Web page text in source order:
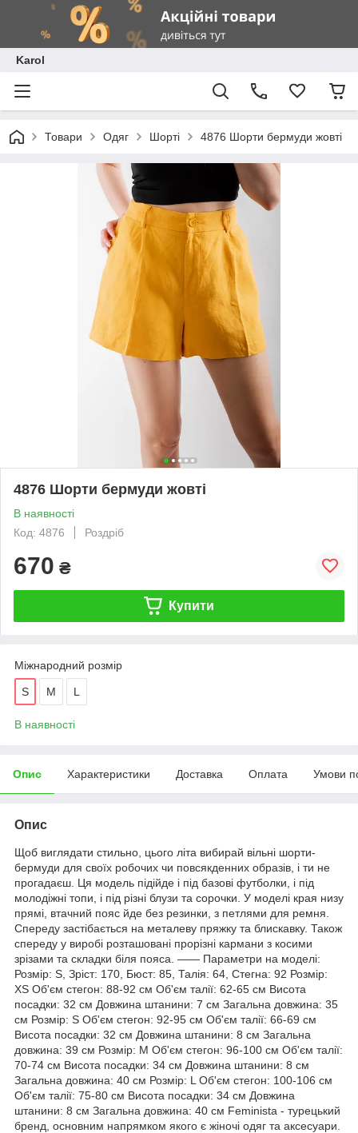
Karol
Товари Одяг Шорті 4876 Шорти бермуди жовті
4876 Шорти бермуди жовті
В наявності
Код: 4876
Роздріб
670 ₴
Купити
Міжнародний розмір
S M L
В наявності
Опис Характеристики Доставка Оплата Умови
Опис
Щоб виглядати стильно, цього літа вибирай вільні шорти-
бермуди для своїх робочих чи повсякденних образів, і ти не
прогадаєш. Ця модель підійде і під базові футболки, і під
молодіжні топи, і під різні блузи та сорочки. У моделі края низу
прямі, втачний пояс йде без резинки, з петлями для ремня.
Спереду застібається на металеву пряжку та блискавку. Також
спереду у виробі розташовані прорізні кармани з косими
зрізами та складки біля пояса. —— Параметри на моделі:
Розмір: S, Зріст: 170, Бюст: 85, Талія: 64, Стегна: 92 Розмір:
XS Об'єм стегон: 88-92 см Об'єм талії: 62-65 см Висота
посадки: 32 см Довжина штанини: 7 см Загальна довжина: 35
см Розмір: S Об'єм стегон: 92-95 см Об'єм талії: 66-69 см
Висота посадки: 32 см Довжина штанини: 8 см Загальна
довжина: 39 см Розмір: M Об'єм стегон: 96-100 см Об'єм талії:
70-74 см Висота посадки: 34 см Довжина штанини: 8 см
Загальна довжина: 40 см Розмір: L Об'єм стегон: 100-106 см
Об'єм талії: 75-80 см Висота посадки: 34 см Довжина
штанини: 8 см Загальна довжина: 40 см Feminista - турецький
бренд, основним напрямком якого є жіночі одяг та аксесуари.